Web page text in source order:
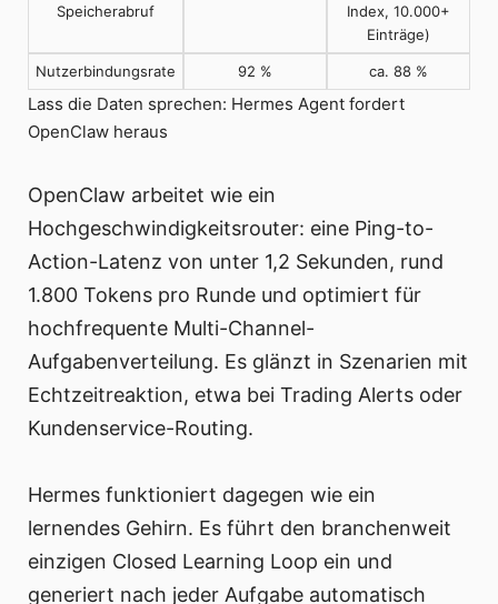
Speicherabruf
Index, 10.000+
Einträge)
Nutzerbindungsrate 92 % ca. 88 %
Lass die Daten sprechen: Hermes Agent fordert
OpenClaw heraus
OpenClaw arbeitet wie ein
Hochgeschwindigkeitsrouter: eine Ping-to-
Action-Latenz von unter 1,2 Sekunden, rund
1.800 Tokens pro Runde und optimiert für
hochfrequente Multi-Channel-
Aufgabenverteilung. Es glänzt in Szenarien mit
Echtzeitreaktion, etwa bei Trading Alerts oder
Kundenservice-Routing.
Hermes funktioniert dagegen wie ein
lernendes Gehirn. Es führt den branchenweit
einzigen Closed Learning Loop ein und
generiert nach jeder Aufgabe automatisch